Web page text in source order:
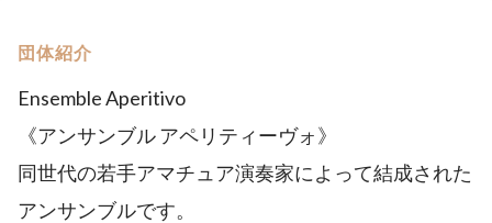
団体紹介
Ensemble Aperitivo
《アンサンブル アペリティーヴォ》
同世代の若手アマチュア演奏家によって結成された
アンサンブルです。